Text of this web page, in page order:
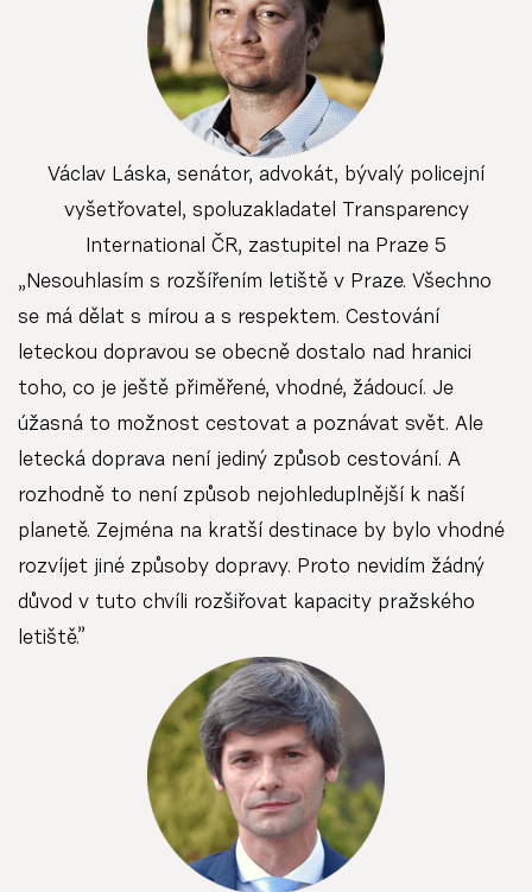
Václav Láska, senátor, advokát, bývalý policejní
vyšetřovatel, spoluzakladatel Transparency
International ČR, zastupitel na Praze 5
„Nesouhlasím s rozšířením letiště v Praze. Všechno
se má dělat s mírou a s respektem. Cestování
leteckou dopravou se obecně dostalo nad hranici
toho, co je ještě přiměřené, vhodné, žádoucí. Je
úžasná to možnost cestovat a poznávat svět. Ale
letecká doprava není jediný způsob cestování. A
rozhodně to není způsob nejohleduplnější k naší
planetě. Zejména na kratší destinace by bylo vhodné
rozvíjet jiné způsoby dopravy. Proto nevidím žádný
důvod v tuto chvíli rozšiřovat kapacity pražského
letiště.”